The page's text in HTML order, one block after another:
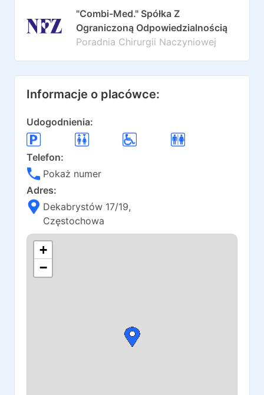
"Combi-Med." Spółka Z
Ograniczoną Odpowiedzialnością
Poradnia Chirurgii Naczyniowej
Informacje o placówce:
Udogodnienia:
Telefon:
Pokaż numer
Adres:
Dekabrystów 17/19,
Częstochowa
+
−